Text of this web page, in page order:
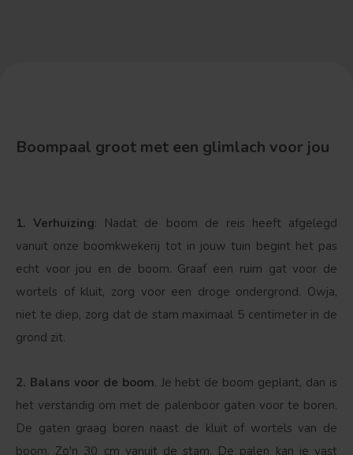
Boompaal groot met een glimlach voor jou
1. Verhuizing: Nadat de boom de reis heeft afgelegd
vanuit onze boomkwekerij tot in jouw tuin begint het pas
echt voor jou en de boom. Graaf een ruim gat voor de
wortels of kluit, zorg voor een droge ondergrond. Owja,
niet te diep, zorg dat de stam maximaal 5 centimeter in de
grond zit.
2. Balans voor de boom. Je hebt de boom geplant, dan is
het verstandig om met de palenboor gaten voor te boren.
De gaten graag boren naast de kluit of wortels van de
boom. Zo'n 30 cm vanuit de stam. De palen kan je vast
Bolvorm